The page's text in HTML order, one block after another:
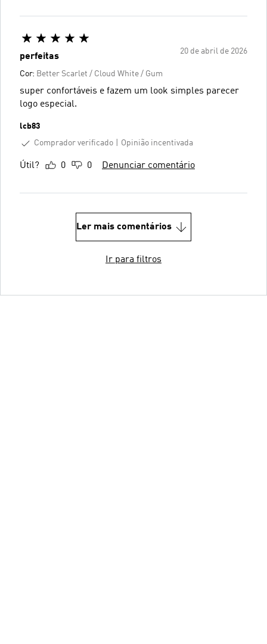
20 de abril de 2026
perfeitas
Cor: Better Scarlet / Cloud White / Gum
super confortáveis e fazem um look simples parecer
logo especial.
lcb83
Comprador verificado
Opinião incentivada
Útil? 0 0 Denunciar comentário
Ler mais comentários
Ir para filtros